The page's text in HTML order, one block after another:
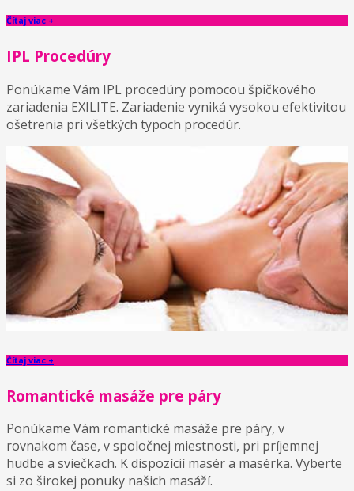
Čítaj viac +
IPL Procedúry
Ponúkame Vám IPL procedúry pomocou špičkového
zariadenia EXILITE. Zariadenie vyniká vysokou efektivitou
ošetrenia pri všetkých typoch procedúr.
Čítaj viac +
Romantické masáže pre páry
Ponúkame Vám romantické masáže pre páry, v
rovnakom čase, v spoločnej miestnosti, pri príjemnej
hudbe a sviečkach. K dispozícií masér a masérka. Vyberte
si zo širokej ponuky našich masáží.